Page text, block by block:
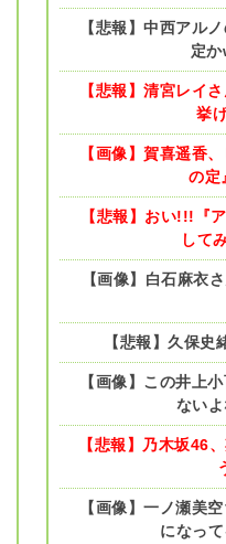
【悲報】中西アル
定
【悲報】清宮レイ
挙
【画像】賀喜遥香
の定
【悲報】おい!!!『
して
【画像】白石麻衣
【悲報】久保
【画像】この井上
ない
【悲報】乃木坂46
【画像】一ノ瀬美
になっ